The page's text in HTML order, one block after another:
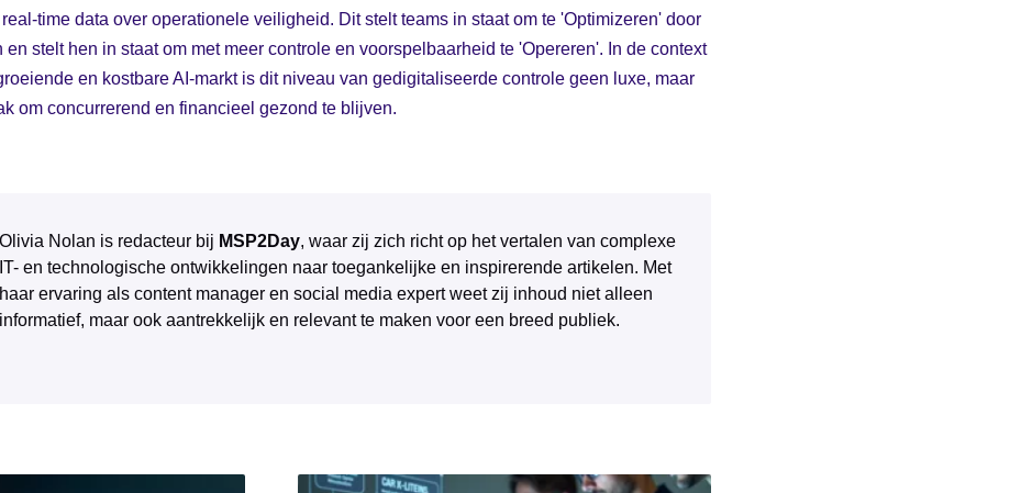
time data over operationele veiligheid. Dit stelt teams in staat om te 'Optimizeren' door
en stelt hen in staat om met meer controle en voorspelbaarheid te 'Opereren'. In de context
en kostbare AI-markt is dit niveau van gedigitaliseerde controle geen luxe, maar
om concurrerend en financieel gezond te blijven.
Olivia Nolan is redacteur bij MSP2Day, waar zij zich richt op het vertalen van complexe
IT- en technologische ontwikkelingen naar toegankelijke en inspirerende artikelen. Met
haar ervaring als content manager en social media expert weet zij inhoud niet alleen
informatief, maar ook aantrekkelijk en relevant te maken voor een breed publiek.